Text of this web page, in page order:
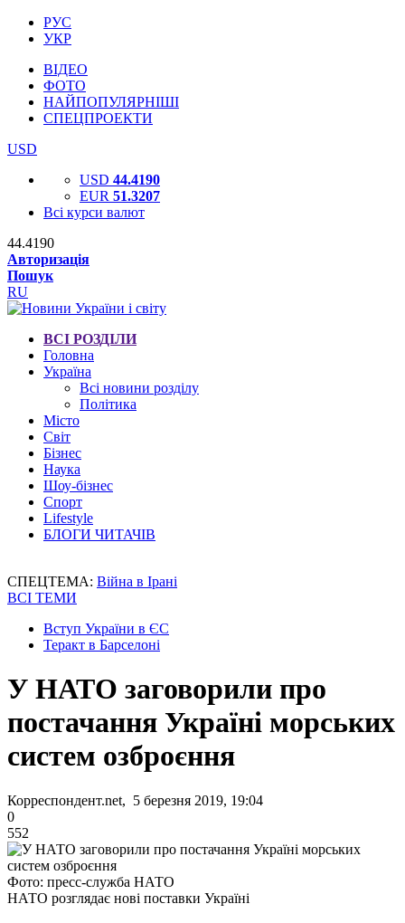
РУС
УКР
ВІДЕО
ФОТО
НАЙПОПУЛЯРНІШІ
СПЕЦПРОЕКТИ
USD
USD 44.4190
EUR 51.3207
Всі курси валют
44.4190
Авторизація
Пошук
RU
ВСІ РОЗДІЛИ
Головна
Україна
Всі новини розділу
Політика
Місто
Світ
Бізнес
Наука
Шоу-бізнес
Спорт
Lifestyle
БЛОГИ ЧИТАЧІВ
СПЕЦТЕМА: Війна в Ірані
ВСІ ТЕМИ
Вступ України в ЄС
Теракт в Барселоні
У НАТО заговорили про
постачання Україні морських
систем озброєння
Корреспондент.net, 5 березня 2019, 19:04
0
552
Фото: пресс-служба НАТО
НАТО розглядає нові поставки Україні